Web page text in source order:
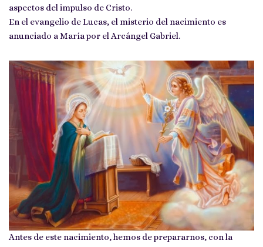
aspectos del impulso de Cristo.
En el evangelio de Lucas, el misterio del nacimiento es
anunciado a María por el Arcángel Gabriel.
Antes de este nacimiento, hemos de prepararnos, con la